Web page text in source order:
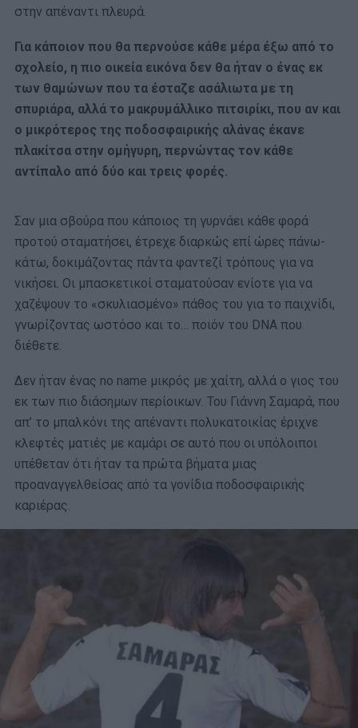
στην απέναντι πλευρά.
Για κάποιον που θα περνούσε κάθε μέρα έξω από το
σχολείο, η πιο οικεία εικόνα δεν θα ήταν ο ένας εκ
των θαμώνων που τα έσταζε ασάλιωτα με τη
σπυριάρα, αλλά το μακρυμάλλικο πιτσιρίκι, που αν και
ο μικρότερος της ποδοσφαιρικής αλάνας έκανε
πλακίτσα στην ομήγυρη, περνώντας τον κάθε
αντίπαλο από δύο και τρεις φορές.
Σαν μια σβούρα που κάποιος τη γυρνάει κάθε φορά
προτού σταματήσει, έτρεχε διαρκώς επί ώρες πάνω-
κάτω, δοκιμάζοντας πάντα φαντεζί τρόπους για να
νικήσει. Οι μπασκετικοί σταματούσαν ενίοτε για να
χαζέψουν το «σκυλιασμένο» πάθος του για το παιχνίδι,
γνωρίζοντας ωστόσο και το… ποιόν του DNA που
διέθετε.
Δεν ήταν ένας no name μικρός με χαίτη, αλλά ο γιος του
εκ των πιο διάσημων περίοικων. Του Γιάννη Σαμαρά, που
απ’ το μπαλκόνι της απέναντι πολυκατοικίας έριχνε
κλεφτές ματιές με καμάρι σε αυτό που οι υπόλοιποι
υπέθεταν ότι ήταν τα πρώτα βήματα μιας
προαναγγελθείσας από τα γονίδια ποδοσφαιρικής
καριέρας.